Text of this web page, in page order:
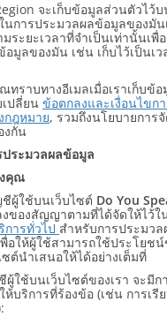
จะเก็บข้อมูลส่วนตัวไว้
นการประมวลผลข้อมูลของมัน
มระยะเวลาที่จำเป็นเท่านั้นเพื่
อมูลของมัน เช่น เก็บไว้เป็นเ
ทราบทางอีเมลเมื่อเราเก็บข้
ปลี่ยน ข้อตกลงและเงื่อนไขก
กฎหมาย, รวมถึงนโยบายการ
งกัน
ระมวลผลข้อมูล
คุณ
ผู้ใช้บนเว็บไซต์ Do You
ของสัญญาตามที่ได้จัดให้ไว้ใ
การทั่วไป สำหรับการประมว
อให้ผู้ใช้สามารถใช้ประโยช
ต์นำเสนอให้ได้อย่างเต็มที่
ใช้บนเว็บไซต์ของเรา จะมี
ห้บริการที่ร้องข้อ (เช่น การเรี